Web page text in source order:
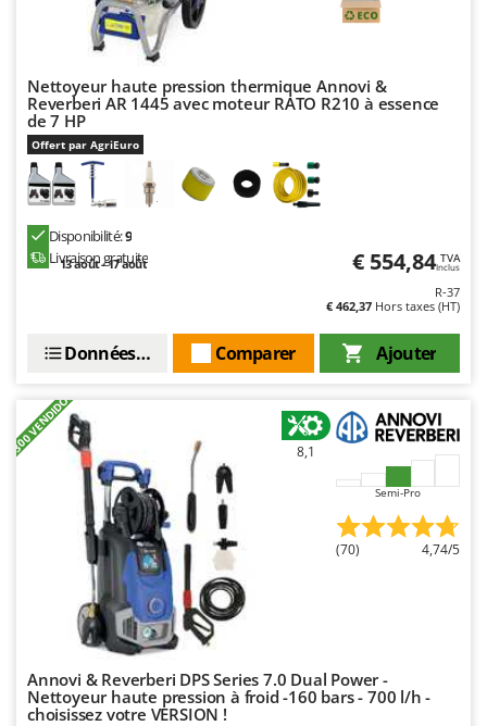
Zomax
Nettoyeur haute pression thermique Annovi &
Reverberi AR 1445 avec moteur RATO R210 à essence
de 7 HP
Offert par AgriEuro
Disponibilité:9
Livraison gratuite
13 août - 17 août € 554,84 TVA
Inclus
R-37
€ 462,37 Hors taxes (HT)
Ajouter
Comparer
Données techniques
+300 VENDIDOS 8,1
Semi-Pro
(70) 4,74/5
Annovi & Reverberi DPS Series 7.0 Dual Power -
Nettoyeur haute pression à froid -160 bars - 700 l/h -
choisissez votre VERSION !